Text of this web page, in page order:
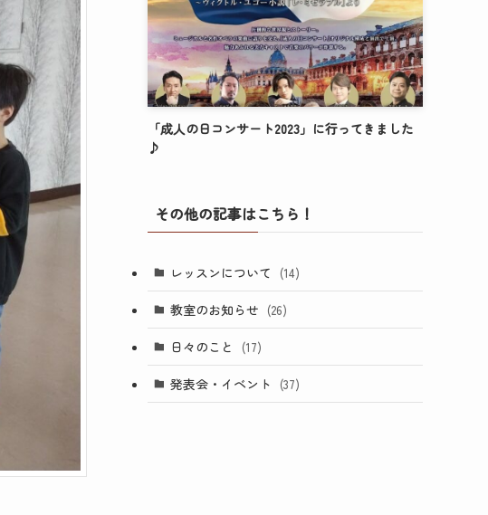
「成人の日コンサート2023」に行ってきました
♪
その他の記事はこちら！
レッスンについて (14)
教室のお知らせ (26)
日々のこと (17)
発表会・イベント (37)